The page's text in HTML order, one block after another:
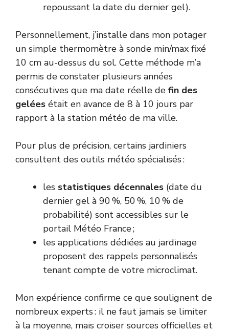
repoussant la date du dernier gel).
Personnellement, j’installe dans mon potager
un simple thermomètre à sonde min/max fixé
10 cm au-dessus du sol. Cette méthode m’a
permis de constater plusieurs années
consécutives que ma date réelle de fin des
gelées était en avance de 8 à 10 jours par
rapport à la station météo de ma ville.
Pour plus de précision, certains jardiniers
consultent des outils météo spécialisés :
les statistiques décennales (date du
dernier gel à 90 %, 50 %, 10 % de
probabilité) sont accessibles sur le
portail Météo France;
les applications dédiées au jardinage
proposent des rappels personnalisés
tenant compte de votre microclimat.
Mon expérience confirme ce que soulignent de
nombreux experts : il ne faut jamais se limiter
à la moyenne, mais croiser sources officielles et